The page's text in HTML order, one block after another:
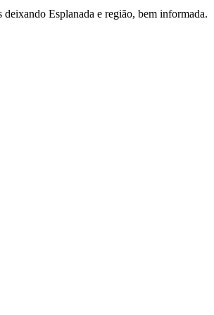
Esplanada e região, bem informada.